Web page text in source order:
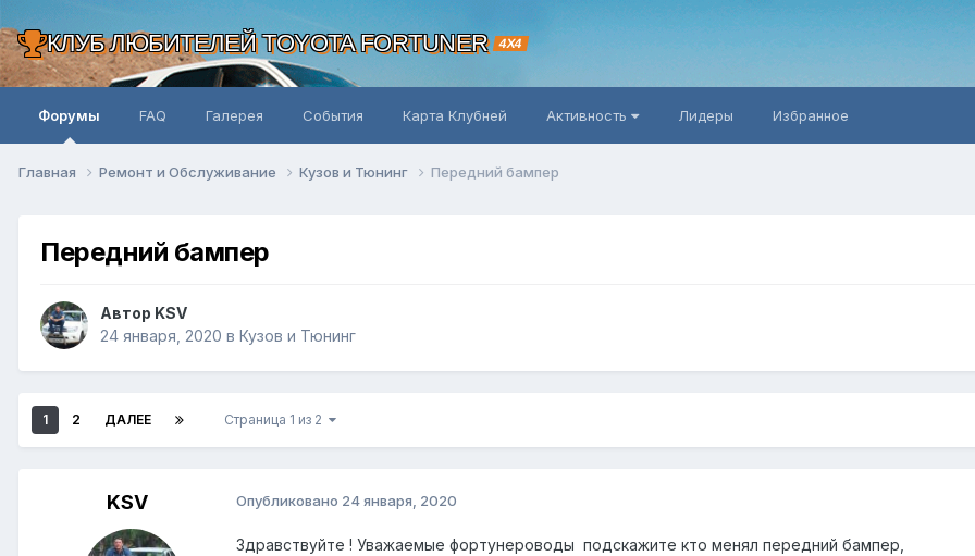
КЛУБ ЛЮБИТЕЛЕЙ TOYOTA FORTUNER 4X4
Форумы FAQ Галерея События Карта Клубней Активность Лидеры Избранное
Главная Ремонт и Обслуживание Кузов и Тюнинг Передний бампер
Передний бампер
Автор KSV
24 января, 2020 в Кузов и Тюнинг
1 2 ДАЛЕЕ Страница 1 из 2
KSV Опубликовано 24 января, 2020
Здравствуйте ! Уважаемые фортунероводы подскажите кто менял передний бампер,